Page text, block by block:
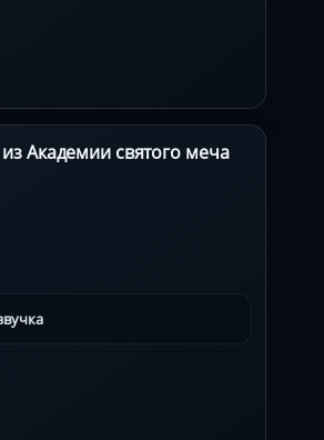
Академии святого меча